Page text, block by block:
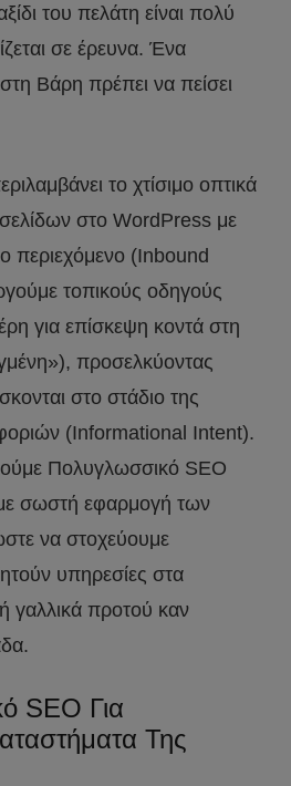
του πελάτη είναι πολύ
σε έρευνα. Ένα
Βάρη πρέπει να πείσει
το χτίσιμο οπτικά
στο WordPress με
περιεχόμενο (Inbound
τοπικούς οδηγούς
για επίσκεψη κοντά στη
προσελκύοντας
στο στάδιο της
(Informational Intent).
Πολυγλωσσικό SEO
σωστή εφαρμογή των
να στοχεύουμε
υπηρεσίες στα
γαλλικά προτού καν
SEO Για
Της